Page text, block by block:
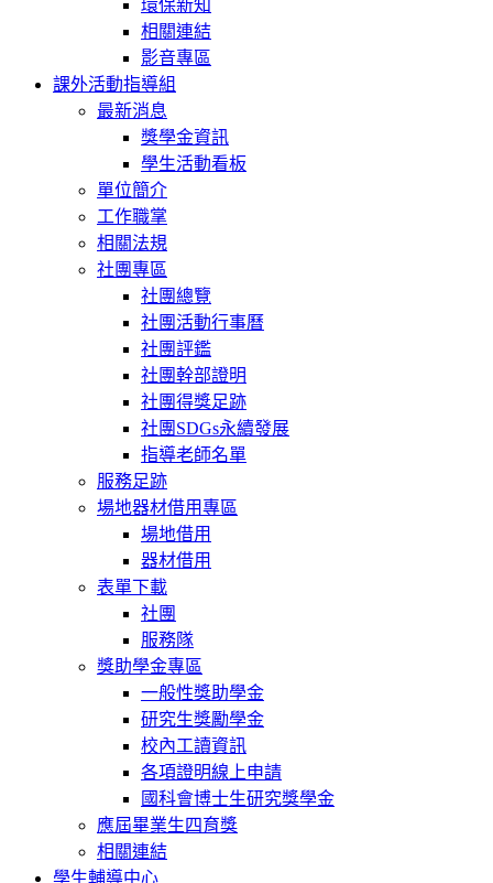
環保新知
相關連結
影音專區
課外活動指導組
最新消息
獎學金資訊
學生活動看板
單位簡介
工作職掌
相關法規
社團專區
社團總覽
社團活動行事曆
社團評鑑
社團幹部證明
社團得獎足跡
社團SDGs永續發展
指導老師名單
服務足跡
場地器材借用專區
場地借用
器材借用
表單下載
社團
服務隊
獎助學金專區
一般性獎助學金
研究生獎勵學金
校內工讀資訊
各項證明線上申請
國科會博士生研究獎學金
應屆畢業生四育獎
相關連結
學生輔導中心